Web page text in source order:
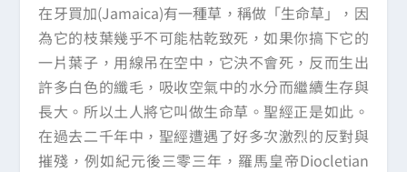
在牙買加(Jamaica)有一種草，稱做「生命草」，因
為它的枝葉幾乎不可能枯乾致死，如果你搞下它的
一片葉子，用線吊在空中，它決不會死，反而生出
許多白色的纖毛，吸收空氣中的水分而繼續生存與
長大。所以土人將它叫做生命草。聖經正是如此。
在過去二千年中，聖經遭遇了好多次激烈的反對與
摧殘，例如紀元後三零三年，羅馬皇帝Diocletian